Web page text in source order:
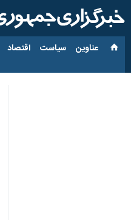
عناوین‌ سیاست اقتصاد